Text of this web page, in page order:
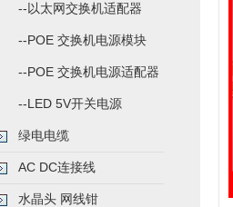
--以太网交换机适配器
--POE 交换机电源模块
--POE 交换机电源适配器
--LED 5V开关电源
绿电电缆
AC DC连接线
水晶头 网线钳